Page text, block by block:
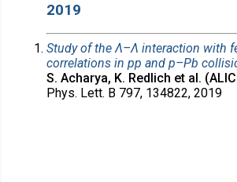
2019
Study of the Λ–Λ interaction with
correlations in pp and p–Pb
S. Acharya, K. Redlich et al.
Phys. Lett. B 797, 134822, 2019